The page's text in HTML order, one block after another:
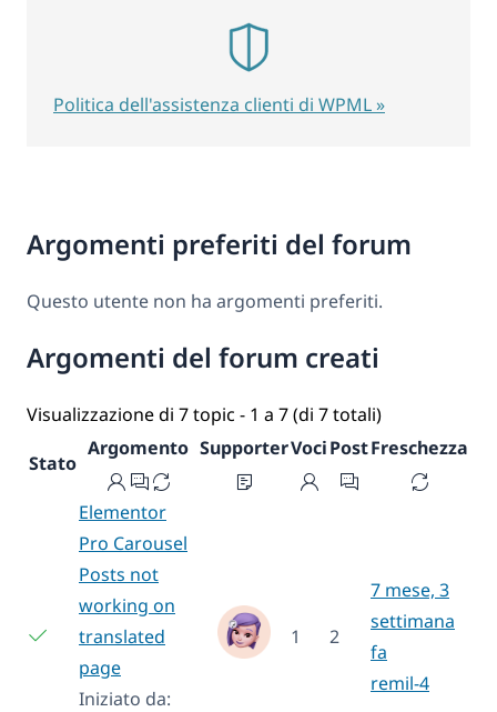
Argomenti preferiti del forum
Questo utente non ha argomenti preferiti.
Argomenti del forum creati
Visualizzazione di 7 topic - 1 a 7 (di 7 totali)
Stato
Argomento SupporterVociPostFreschezza
Elementor
Pro Carousel
Posts not
working on
translated
page
Iniziato da:
1 2
7 mese, 3
settimana
fa
remil-4
Politica dell'assistenza clienti di WPML »